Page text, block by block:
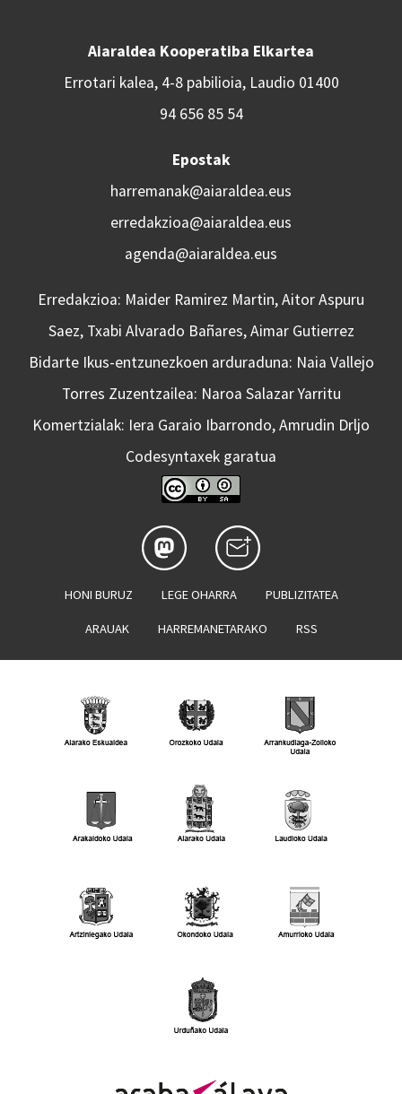
Aiaraldea Kooperatiba Elkartea
Errotari kalea, 4-8 pabilioia, Laudio 01400
94 656 85 54
Epostak
harremanak@aiaraldea.eus
erredakzioa@aiaraldea.eus
agenda@aiaraldea.eus
Erredakzioa: Maider Ramirez Martin, Aitor Aspuru
Saez, Txabi Alvarado Bañares, Aimar Gutierrez
Bidarte Ikus-entzunezkoen arduraduna: Naia Vallejo
Torres Zuzentzailea: Naroa Salazar Yarritu
Komertzialak: Iera Garaio Ibarrondo, Amrudin Drljo
Codesyntaxek garatua
HONI BURUZ LEGE OHARRA PUBLIZITATEA
ARAUAK HARREMANETARAKO RSS